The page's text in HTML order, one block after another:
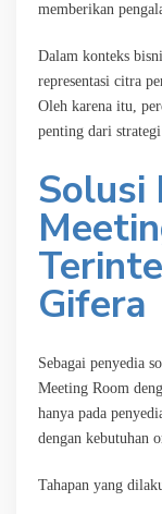
memberikan
Dalam konteks
representasi citra
Oleh karena itu,
penting dari
Solusi
Gifera
Sebagai penyedia
Meeting Room
hanya pada
dengan kebutuhan
Tahapan yang